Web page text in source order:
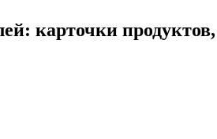
карточки